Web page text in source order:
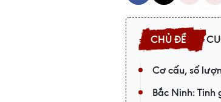
Cơ cấu, số
Bắc Ninh: